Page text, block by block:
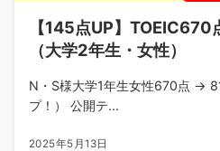
【145点UP】
（大学2年生・女性）
N・S様大学1年生女性670点 →
プ！） 公開テ...
2025年5月13日